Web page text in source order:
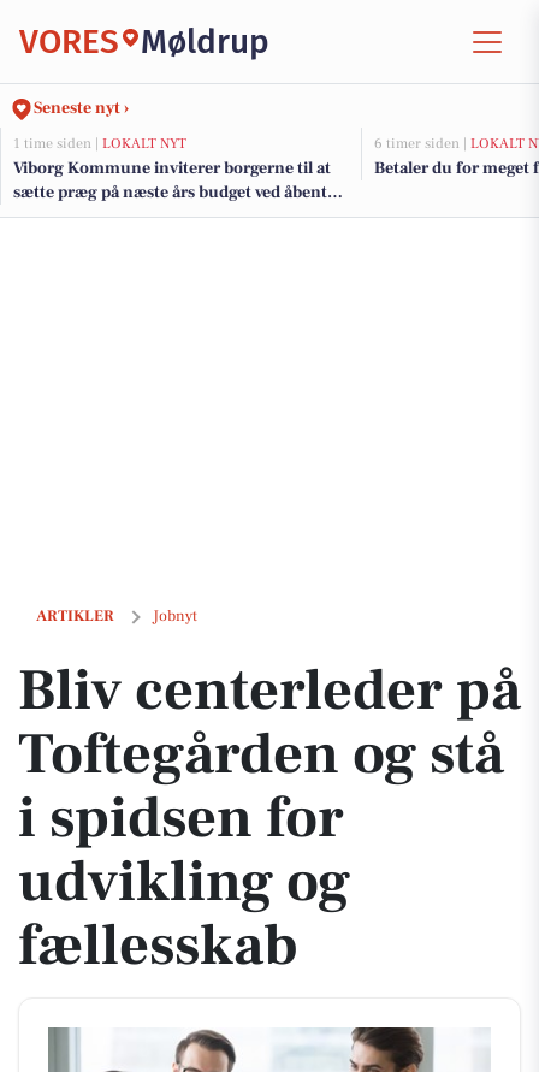
VORES Møldrup
Seneste nyt ›
1 time siden | LOKALT NYT
Viborg Kommune inviterer borgerne til at
sætte præg på næste års budget ved åbent
borgermøde
6 timer siden | LOKALT
Betaler du for meget
ARTIKLER Jobnyt
Bliv centerleder på Toftegården og stå i spidsen for udvikling og
Bliv centerleder på
Toftegården og stå
i spidsen for
udvikling og
fællesskab